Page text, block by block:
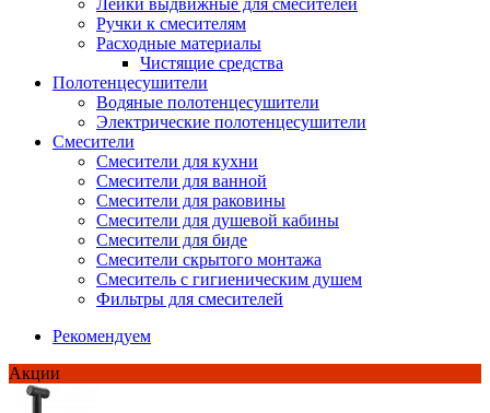
Ручки к смесителям
Расходные материалы
Чистящие средства
Полотенцесушители
Водяные полотенцесушители
Электрические полотенцесушители
Смесители
Смесители для кухни
Смесители для ванной
Смесители для раковины
Смесители для душевой кабины
Смесители для биде
Смесители скрытого монтажа
Смеситель с гигиеническим душем
Фильтры для смесителей
Рекомендуем
Акции